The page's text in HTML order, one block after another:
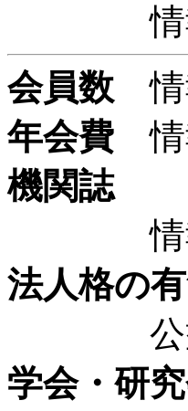
情報
会員数 情
年会費 情
機関誌
情報
法人格の
公益
学会・研